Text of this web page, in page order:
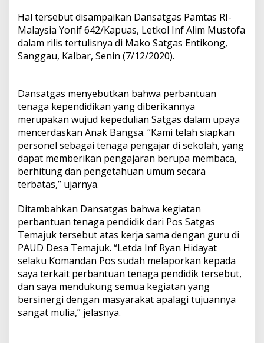
Hal tersebut disampaikan Dansatgas Pamtas RI-
Malaysia Yonif 642/Kapuas, Letkol Inf Alim Mustofa
dalam rilis tertulisnya di Mako Satgas Entikong,
Sanggau, Kalbar, Senin (7/12/2020).
Dansatgas menyebutkan bahwa perbantuan
tenaga kependidikan yang diberikannya
merupakan wujud kepedulian Satgas dalam upaya
mencerdaskan Anak Bangsa. “Kami telah siapkan
personel sebagai tenaga pengajar di sekolah, yang
dapat memberikan pengajaran berupa membaca,
berhitung dan pengetahuan umum secara
terbatas,” ujarnya.
Ditambahkan Dansatgas bahwa kegiatan
perbantuan tenaga pendidik dari Pos Satgas
Temajuk tersebut atas kerja sama dengan guru di
PAUD Desa Temajuk. “Letda Inf Ryan Hidayat
selaku Komandan Pos sudah melaporkan kepada
saya terkait perbantuan tenaga pendidik tersebut,
dan saya mendukung semua kegiatan yang
bersinergi dengan masyarakat apalagi tujuannya
sangat mulia,” jelasnya.